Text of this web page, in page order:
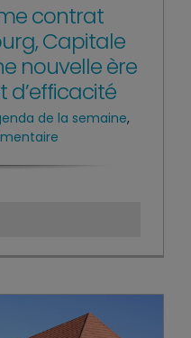
contrat
Capitale
nouvelle ère
d’efficacité
de la semaine,